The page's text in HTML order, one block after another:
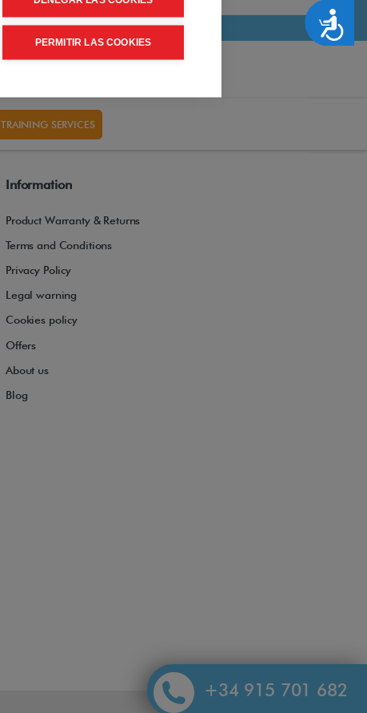
Accesibilidad
SERVICES
Information
Product Warranty & Returns
Terms and Conditions
Privacy Policy
Legal warning
Cookies policy
Offers
About us
Blog
+34 915 701 682
PERMITIR LAS COOKIES